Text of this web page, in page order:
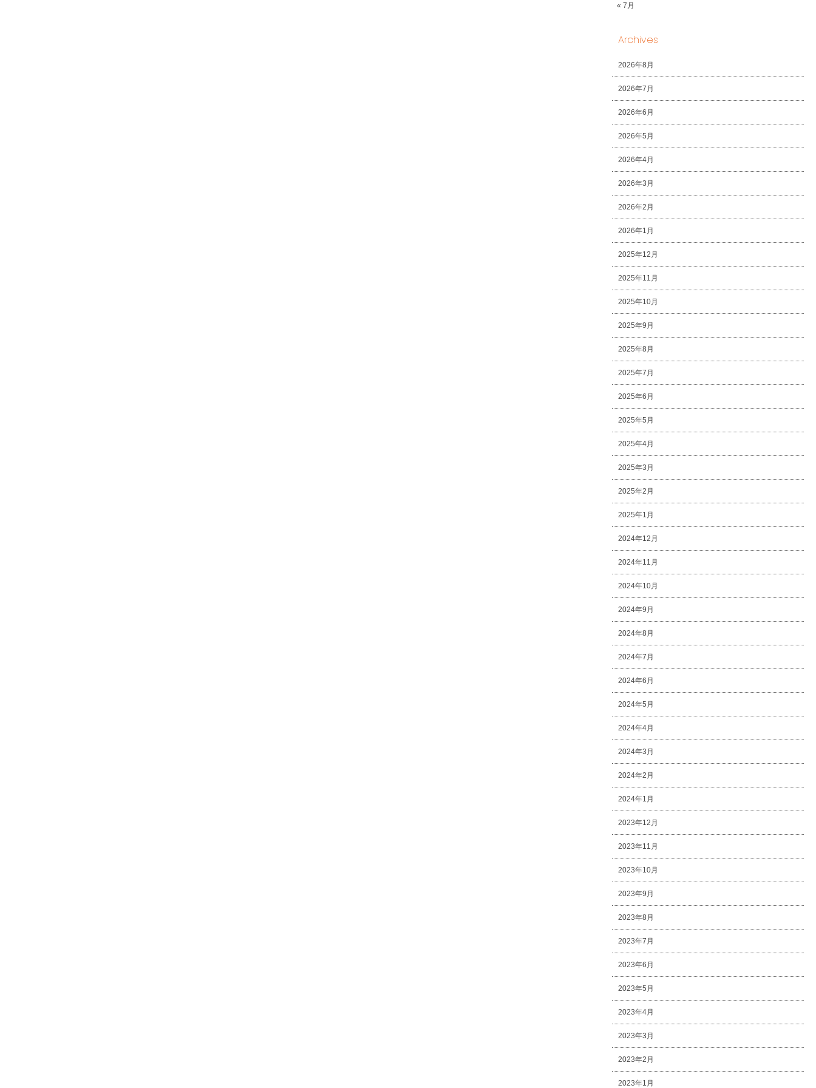
« 7月
Archives
2026年8月
2026年7月
2026年6月
2026年5月
2026年4月
2026年3月
2026年2月
2026年1月
2025年12月
2025年11月
2025年10月
2025年9月
2025年8月
2025年7月
2025年6月
2025年5月
2025年4月
2025年3月
2025年2月
2025年1月
2024年12月
2024年11月
2024年10月
2024年9月
2024年8月
2024年7月
2024年6月
2024年5月
2024年4月
2024年3月
2024年2月
2024年1月
2023年12月
2023年11月
2023年10月
2023年9月
2023年8月
2023年7月
2023年6月
2023年5月
2023年4月
2023年3月
2023年2月
2023年1月